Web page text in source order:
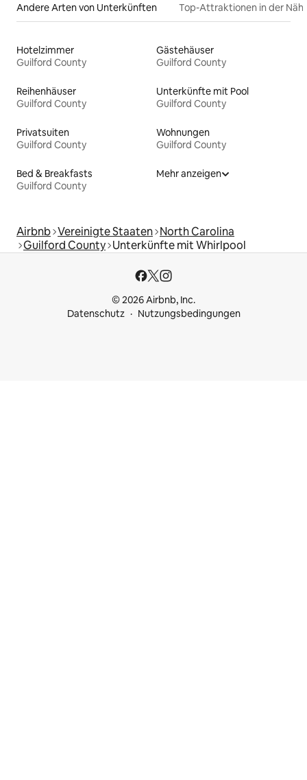
Andere Arten von Unterkünften Top-Attraktionen in der
Hotelzimmer
Guilford County
Gästehäuser
Guilford County
Reihenhäuser
Guilford County
Unterkünfte mit Pool
Guilford County
Privatsuiten
Guilford County
Wohnungen
Guilford County
Bed & Breakfasts
Guilford County
Mehr anzeigen
Airbnb Vereinigte Staaten North Carolina
Guilford County Unterkünfte mit Whirlpool
© 2026 Airbnb, Inc.
Datenschutz
Nutzungsbedingungen